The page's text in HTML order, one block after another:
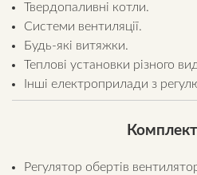
Твердопаливні котли.
Системи вентиляції.
Будь-які витяжки.
Теплові установки різного
Інші електроприлади з
Регулятор обертів